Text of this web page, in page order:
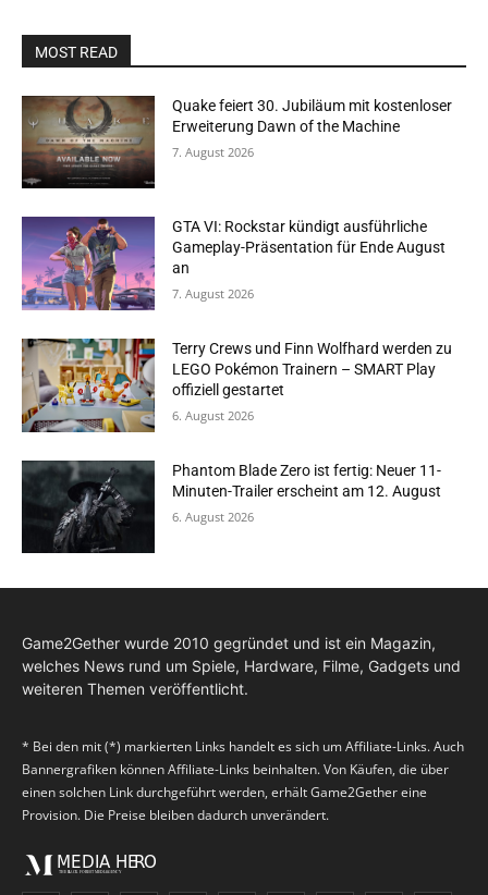
MOST READ
Quake feiert 30. Jubiläum mit kostenloser
Erweiterung Dawn of the Machine
7. August 2026
GTA VI: Rockstar kündigt ausführliche
Gameplay-Präsentation für Ende August
an
7. August 2026
Terry Crews und Finn Wolfhard werden zu
LEGO Pokémon Trainern – SMART Play
offiziell gestartet
6. August 2026
Phantom Blade Zero ist fertig: Neuer 11-
Minuten-Trailer erscheint am 12. August
6. August 2026
Game2Gether wurde 2010 gegründet und ist ein Magazin,
welches News rund um Spiele, Hardware, Filme, Gadgets und
weiteren Themen veröffentlicht.
* Bei den mit (*) markierten Links handelt es sich um Affiliate-Links. Auch
Bannergrafiken können Affiliate-Links beinhalten. Von Käufen, die über
einen solchen Link durchgeführt werden, erhält Game2Gether eine
Provision. Die Preise bleiben dadurch unverändert.